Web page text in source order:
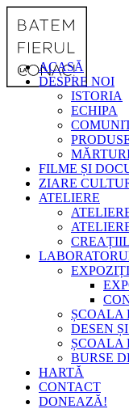
ACASĂ
DESPRE NOI
ISTORIA
ECHIPA
FILME ȘI
ZIARE
ATELIERE
ȘCOALA
DESEN
ȘCOALA
BURSE
HARTĂ
CONTACT
DONEAZĂ!